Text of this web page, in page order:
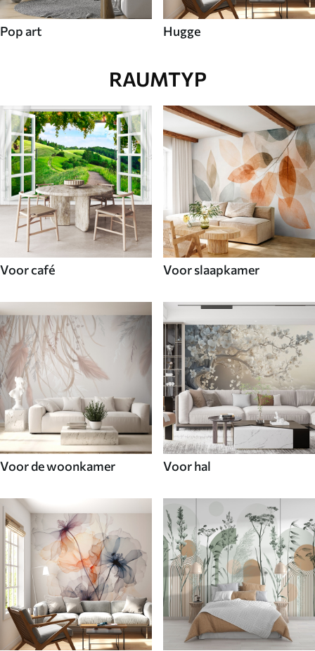
Pop art Hugge
RAUMTYP
Voor café Voor slaapkamer
Voor de woonkamer Voor hal